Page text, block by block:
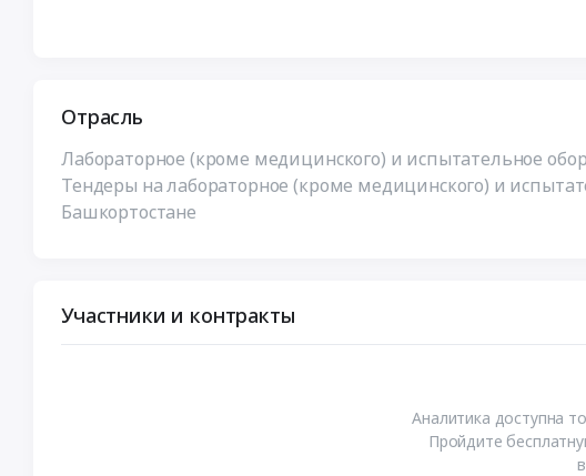
Отрасль
Лабораторное (кроме медицинского) и испытательное
Тендеры на лабораторное (кроме медицинского) и
Башкортостане
Участники и контракты
Аналитика доступна
Пройдите